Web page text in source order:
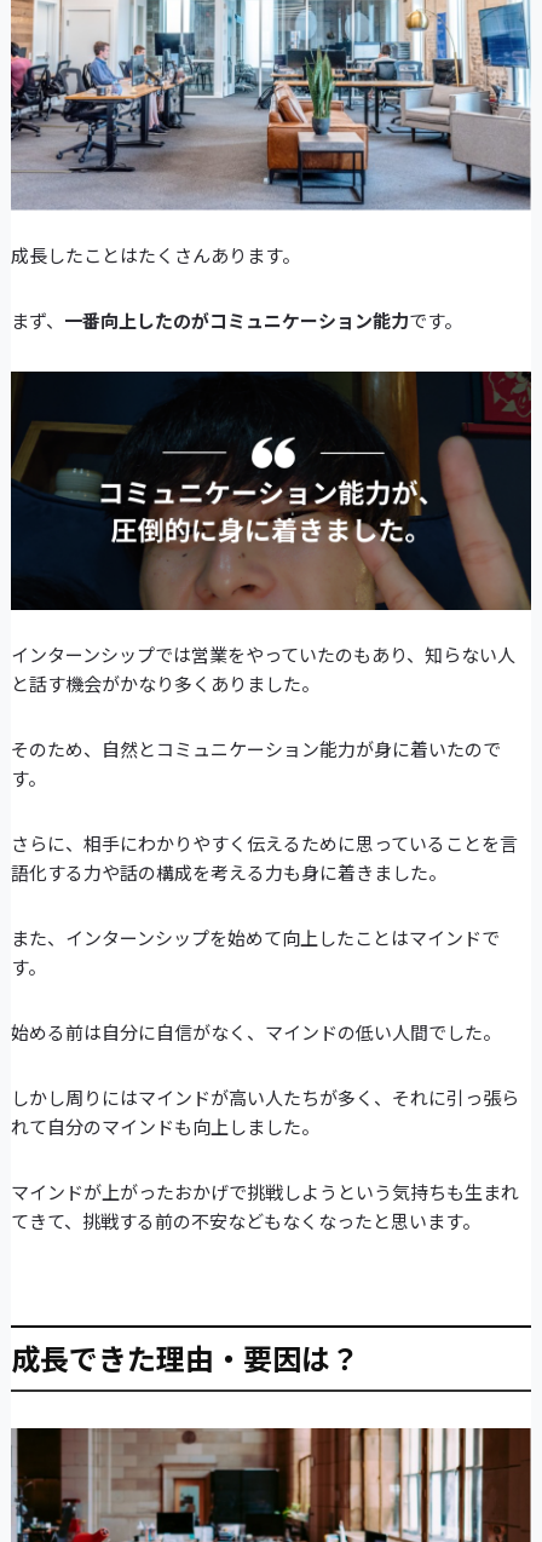
成長したことはたくさんあります。
まず、 一番向上したのがコミュニケーション能力です。
インターンシップでは営業をやっていたのもあり、知らない人
と話す機会がかなり多くありました。
そのため、自然とコミュニケーション能力が身に着いたので
す。
さらに、相手にわかりやすく伝えるために思っていることを言
語化する力や話の構成を考える力も身に着きました。
また、インターンシップを始めて向上したことはマインドで
す。
始める前は自分に自信がなく、マインドの低い人間でした。
しかし周りにはマインドが高い人たちが多く、それに引っ張ら
れて自分のマインドも向上しました。
マインドが上がったおかげで挑戦しようという気持ちも生まれ
てきて、挑戦する前の不安などもなくなったと思います。
成長できた理由・要因は？